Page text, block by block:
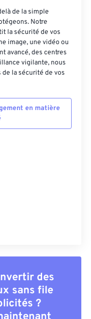
de la simple
Notre
la sécurité de vos
image, une vidéo ou
avancé, des centres
vigilante, nous
la sécurité de vos
en matière
des
sans file
?